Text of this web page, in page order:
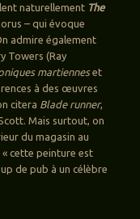
naturellement The
– qui évoque
admire également
Towers (Ray
martienneset
à des œuvres
citera Blade runner,
Mais surtout, on
du magasin au
cette peinture est
de pub à un célèbre